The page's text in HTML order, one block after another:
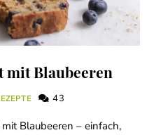
mit Blaubeeren
43
Blaubeeren – einfach,